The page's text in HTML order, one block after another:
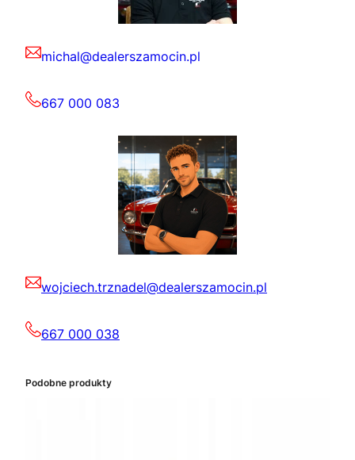
michal@dealerszamocin.pl
667 000 083
wojciech.trznadel@dealerszamocin.pl
667 000 038
Podobne produkty